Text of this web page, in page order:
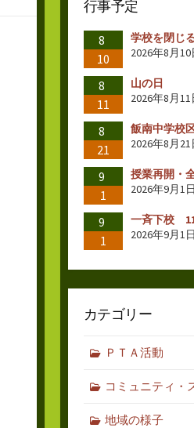
行事予定
8
10
学校を閉じ
2026年8月10
8
11
山の日
2026年8月11
8
21
飯南中学校
2026年8月21
9
1
授業再開・
2026年9月1日
9
1
一斉下校
2026年9月1日
カテゴリー
ＰＴＡ活動
コミュニティ・
地域の様子